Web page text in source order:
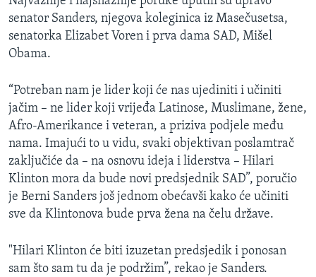
senator Sanders, njegova koleginica iz Masečusetsa,
senatorka Elizabet Voren i prva dama SAD, Mišel
Obama.
“Potreban nam je lider koji će nas ujediniti i učiniti
jačim – ne lider koji vrijeđa Latinose, Muslimane, žene,
Afro-Amerikance i veteran, a priziva podjele među
nama. Imajući to u vidu, svaki objektivan poslamtrač
zaključiće da – na osnovu ideja i liderstva – Hilari
Klinton mora da bude novi predsjednik SAD”, poručio
je Berni Sanders još jednom obećavši kako će učiniti
sve da Klintonova bude prva žena na čelu države.
"Hilari Klinton će biti izuzetan predsjedik i ponosan
sam što sam tu da je podržim”, rekao je Sanders.